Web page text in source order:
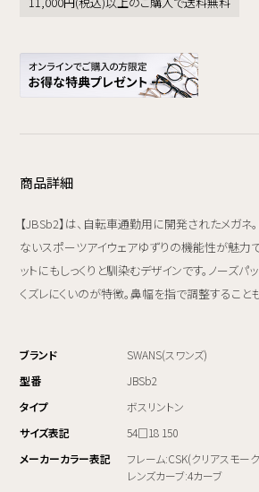
商品詳細
【JBSb2】は、自転車通勤用に開発されたメガ
ないスポーツアイウェアゆずりの機能性が魅力
ットにもしっくりと馴染むデザインです。ノーズ
くズレにくいのが特徴。鼻幅を指で調整すること
ブランド
SWANS(スワンズ)
型番
JBSb2
タイプ
ボスリントン
サイズ表記
54□18 150
メーカーカラー表記
フレーム:CSK(クリアスモー
レンズカーブ:4カーブ